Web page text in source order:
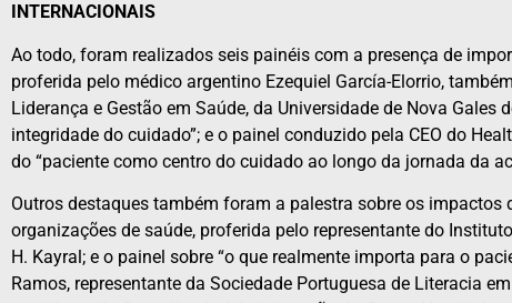
INTERNACIONAIS
Ao todo, foram realizados seis painéis com a presença de
proferida pelo médico argentino Ezequiel García-Elorrio,
Liderança e Gestão em Saúde, da Universidade de Nova
integridade do cuidado”; e o painel conduzido pela CEO do
do “paciente como centro do cuidado ao longo da jornada da
Outros destaques também foram a palestra sobre os
organizações de saúde, proferida pelo representante do
H. Kayral; e o painel sobre “o que realmente importa para o
Ramos, representante da Sociedade Portuguesa de Literacia